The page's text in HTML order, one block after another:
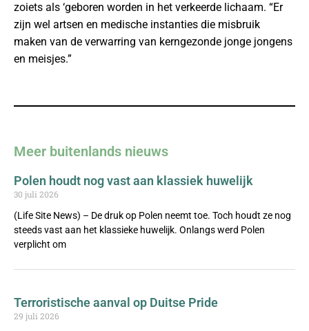
zoiets als ‘geboren worden in het verkeerde lichaam. “Er
zijn wel artsen en medische instanties die misbruik
maken van de verwarring van kerngezonde jonge jongens
en meisjes.”
Meer buitenlands nieuws
Polen houdt nog vast aan klassiek huwelijk
30 juli 2026
(Life Site News) – De druk op Polen neemt toe. Toch houdt ze nog
steeds vast aan het klassieke huwelijk. Onlangs werd Polen
verplicht om
Terroristische aanval op Duitse Pride
29 juli 2026